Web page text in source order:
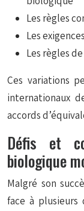
Les règles
Les
Les règles
Ces variations
internationaux
accords
Défis et
biologique
Malgré son
face à